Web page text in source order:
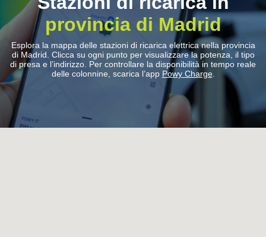
provincia di Madrid
Esplora la mappa delle stazioni di ricarica elettrica nella provincia
di Madrid. Clicca su ogni punto per visualizzare la potenza, il tipo
di presa e l’indirizzo. Per controllare la disponibilità in tempo reale
delle colonnine, scarica l’app Powy Charge.